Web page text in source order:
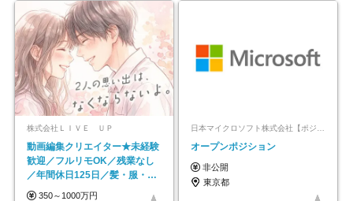
株式会社ＬＩＶＥ ＵＰ
動画編集クリエイター★未経験
歓迎／フルリモOK／残業なし
／年間休日125日／髪・服・ネ
イル自由／研修充実で安心
350～1000万円
オープンポジション
非公開
東京都